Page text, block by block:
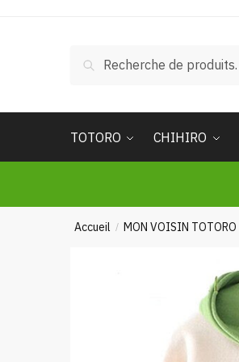
pour :
Recherche
TOTORO CHIHIRO
Accueil / MON VOISIN TOTORO